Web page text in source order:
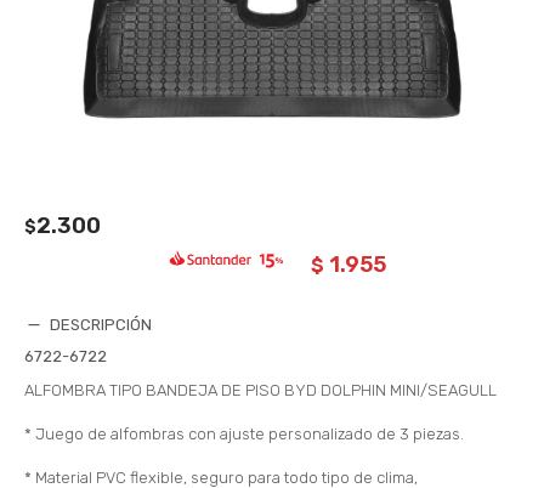
$2.300
$ 1.955
DESCRIPCIÓN
6722-6722
ALFOMBRA TIPO BANDEJA DE PISO BYD DOLPHIN MINI/SEAGULL
* Juego de alfombras con ajuste personalizado de 3 piezas.
* Material PVC flexible, seguro para todo tipo de clima,